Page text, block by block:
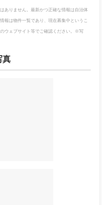
ありません。最新かつ正確な情報は自治体
報は物件一覧であり、現在募集中というこ
ウェブサイト等でご確認ください。※写
真